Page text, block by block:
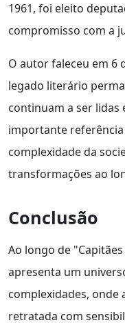
1961, foi eleito
compromisso com a
O autor faleceu em 6
legado literário
continuam a ser lidas
importante
complexidade da
transformações ao
Conclusão
Ao longo de
apresenta um
complexidades, onde
retratada com